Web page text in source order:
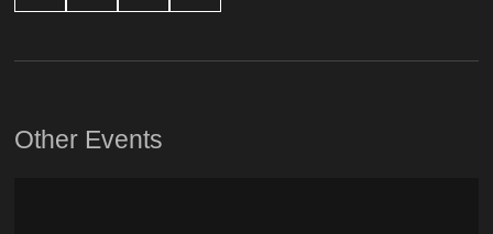
Other Events